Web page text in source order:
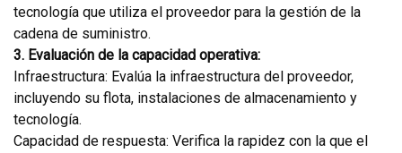
tecnología que utiliza el proveedor para la gestión de la
cadena de suministro.
3. Evaluación de la capacidad operativa:
Infraestructura: Evalúa la infraestructura del proveedor,
incluyendo su flota, instalaciones de almacenamiento y
tecnología.
Capacidad de respuesta: Verifica la rapidez con la que el